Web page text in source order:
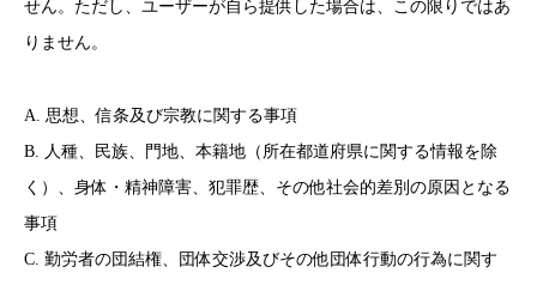
せん。ただし、ユーザーが自ら提供した場合は、この限りではあ
りません。
A. 思想、信条及び宗教に関する事項
B. 人種、民族、門地、本籍地（所在都道府県に関する情報を除
く）、身体・精神障害、犯罪歴、その他社会的差別の原因となる
事項
C. 勤労者の団結権、団体交渉及びその他団体行動の行為に関す